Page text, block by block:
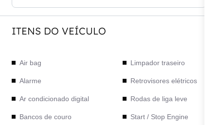
ITENS DO VEÍCULO
Air bag
Alarme
Ar condicionado digital
Bancos de couro
Limpador traseiro
Retrovisores elétricos
Rodas de liga leve
Start / Stop Engine